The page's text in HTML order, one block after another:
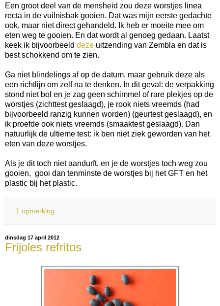
Een groot deel van de mensheid zou deze worstjes linea
recta in de vuilnisbak gooien. Dat was mijn eerste gedachte
ook, maar niet direct gehandeld. Ik heb er moeite mee om
eten weg te gooien. En dat wordt al genoeg gedaan. Laatst
keek ik bijvoorbeeld deze uitzending van Zembla en dat is
best schokkend om te zien.
Ga niet blindelings af op de datum, maar gebruik deze als
een richtlijn om zelf na te denken. In dit geval: de verpakking
stond niet bol en je zag geen schimmel of rare plekjes op de
worstjes (zichttest geslaagd), je rook niets vreemds (had
bijvoorbeeld ranzig kunnen worden) (geurtest geslaagd), en
ik proefde ook niets vreemds (smaaktest geslaagd). Dan
natuurlijk de ultieme test: ik ben niet ziek geworden van het
eten van deze worstjes.
Als je dit toch niet aandurft, en je de worstjes toch weg zou
gooien, gooi dan tenminste de worstjes bij het GFT en het
plastic bij het plastic.
1 opmerking:
dinsdag 17 april 2012
Frijoles refritos